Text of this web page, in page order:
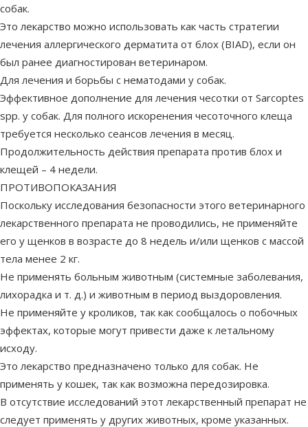
собак.
Это лекарство можно использовать как часть стратегии
лечения аллергического дерматита от блох (BIAD), если он
был ранее диагностирован ветеринаром.
Для лечения и борьбы с нематодами у собак.
Эффективное дополнение для лечения чесотки от Sarcoptes
spp. у собак. Для полного искоренения чесоточного клеща
требуется несколько сеансов лечения в месяц.
Продолжительность действия препарата против блох и
клещей – 4 недели.
ПРОТИВОПОКАЗАНИЯ
Поскольку исследования безопасности этого ветеринарного
лекарственного препарата не проводились, не применяйте
его у щенков в возрасте до 8 недель и/или щенков с массой
тела менее 2 кг.
Не применять больным животным (системные заболевания,
лихорадка и т. д.) и животным в период выздоровления.
Не применяйте у кроликов, так как сообщалось о побочных
эффектах, которые могут привести даже к летальному
исходу.
Это лекарство предназначено только для собак. Не
применять у кошек, так как возможна передозировка.
В отсутствие исследований этот лекарственный препарат не
следует применять у других животных, кроме указанных.